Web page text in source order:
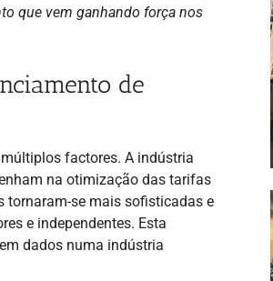
que vem ganhando força nos
de
factores. A indústria
na otimização das tarifas
tornaram-se mais sofisticadas e
e independentes. Esta
dados numa indústria